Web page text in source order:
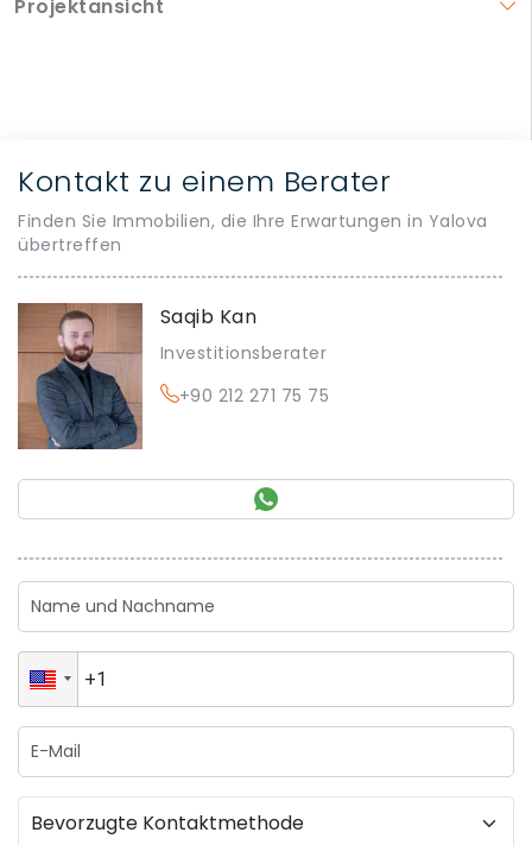
Projektansicht
Kontakt zu einem Berater
Finden Sie Immobilien, die Ihre Erwartungen in Yalova
übertreffen
Saqib Kan
Investitionsberater
+90 212 271 75 75